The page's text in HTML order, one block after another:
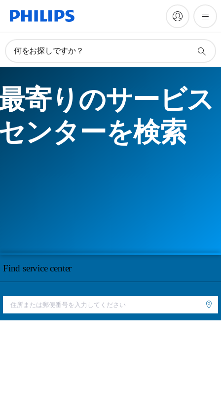
何をお探しですか？
寄りのサービス
ンターを検索
Find service center